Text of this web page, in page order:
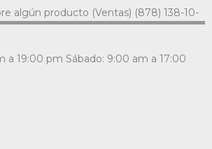
algún producto (Ventas) (878) 138-10-
a 19:00 pm Sábado: 9:00 am a 17:00